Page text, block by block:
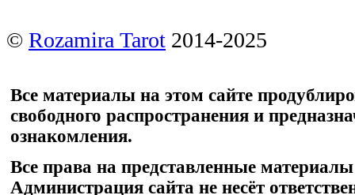
© Rozamira Tarot 2014-2025
Все материалы на этом сайте
свободного распространения и
ознакомления.
Все права на представленные
Администрация сайта не несёт